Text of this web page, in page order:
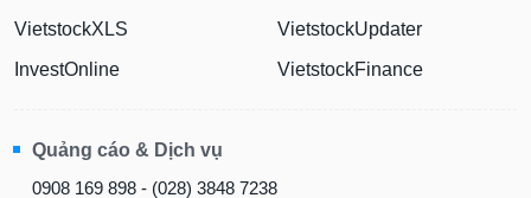
VietstockXLS
InvestOnline
VietstockUpdater
VietstockFinance
Quảng cáo & Dịch vụ
0908 169 898 - (028) 3848 7238
Đào
tài